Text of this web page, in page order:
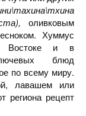
\тахина\тхина
, оливковым
Хуммус
Востоке и в
блюд
по всему миру.
лавашем или
региона рецепт